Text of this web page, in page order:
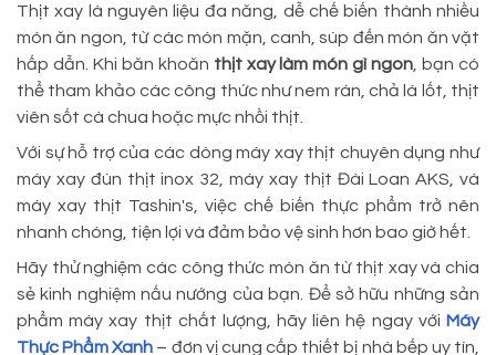
Thịt xay là nguyên liệu đa năng, dễ chế biến thành nhiều
món ăn ngon, từ các món mặn, canh, súp đến món ăn vặt
hấp dẫn. Khi băn khoăn thịt xay làm món gì ngon , bạn có
thể tham khảo các công thức như nem rán, chả lá lốt, thịt
viên sốt cà chua hoặc mực nhồi thịt.
Với sự hỗ trợ của các dòng máy xay thịt chuyên dụng như
máy xay đùn thịt inox 32, máy xay thịt Đài Loan AKS, và
máy xay thịt Tashin's, việc chế biến thực phẩm trở nên
nhanh chóng, tiện lợi và đảm bảo vệ sinh hơn bao giờ hết.
Hãy thử nghiệm các công thức món ăn từ thịt xay và chia
sẻ kinh nghiệm nấu nướng của bạn. Để sở hữu những sản
phẩm máy xay thịt chất lượng, hãy liên hệ ngay với Máy
Thực Phẩm Xanh – đơn vị cung cấp thiết bị nhà bếp uy tín,